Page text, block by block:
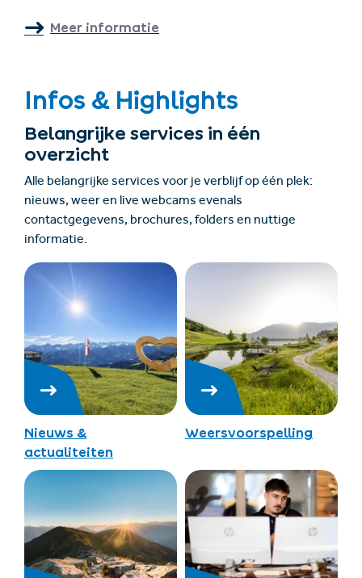
Meer informatie
Infos & Highlights
Belangrijke services in één
overzicht
Alle belangrijke services voor je verblijf op één plek:
nieuws, weer en live webcams evenals
contactgegevens, brochures, folders en nuttige
informatie.
Nieuws &
actualiteiten
Weersvoorspelling